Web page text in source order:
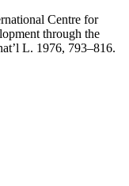
Centre for
through the
L. 1976, 793–816.